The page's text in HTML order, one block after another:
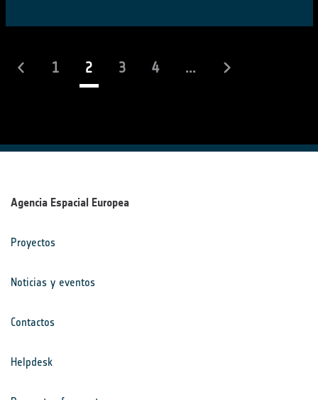
1 2(actual)
3 4 ...
Agencia Espacial Europea
Proyectos
Noticias y eventos
Contactos
Helpdesk